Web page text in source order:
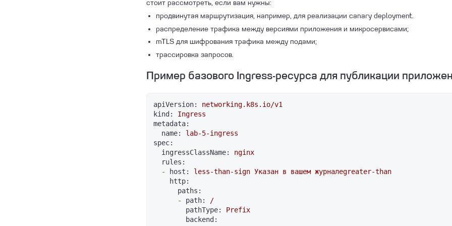
стоит рассмотреть, если вам нужны:
продвинутая маршрутизация, например, для реализации canary deployment.
распределение трафика между версиями приложения и микросервисами;
mTLS для шифрования трафика между подами;
трассировка запросов.
Пример базового Ingress-ресурса для публикации
apiVersion:
networking.k8s.io/v1
kind:
Ingress
metadata:
name:
lab-5-ingress
spec:
ingressClassName:
nginx
rules:
-
host: less-than-sign Указан в вашем журналеgreater-than
http:
paths:
-
path:
/
pathType:
Prefix
backend: